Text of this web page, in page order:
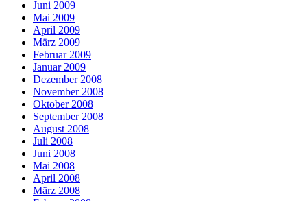
Juni 2009
Mai 2009
April 2009
März 2009
Februar 2009
Januar 2009
Dezember 2008
November 2008
Oktober 2008
September 2008
August 2008
Juli 2008
Juni 2008
Mai 2008
April 2008
März 2008